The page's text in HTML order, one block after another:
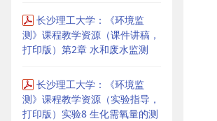
长沙理工大学：《环境监
测》课程教学资源（课件讲稿，
打印版）第2章 水和废水监测
长沙理工大学：《环境监
测》课程教学资源（实验指导，
打印版）实验8 生化需氧量的测